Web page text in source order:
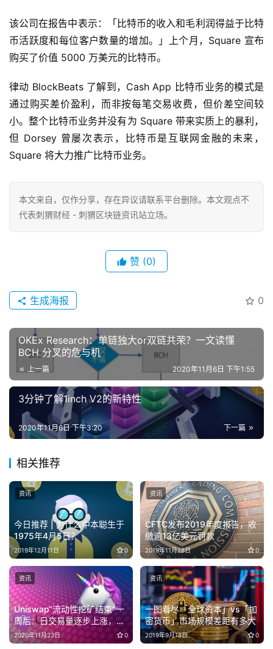
该公司在报告中表示：「比特币的收入和毛利润得益于比特
币活跃度和每位客户数量的增加。」上个月，Square 宣布
购买了价值 5000 万美元的比特币。
律动 BlockBeats 了解到，Cash App 比特币业务的模式是
通过购买差价盈利，而非按每笔交易收费，但价差空间较
小。整个比特币业务并没有为 Square 带来实质上的暴利，
但 Dorsey 曾屡次表示，比特币是互联网金融的未来，
Square 将大力推广比特币业务。
本文来自 ，仅作分享，存在异议请联系平台删除。本文观点不
代表刺猬财经 - 刺猬区块链资讯站立场。
赞 (0)
0
生成海报
OKEx Research：单链独大or双链共荣？一文读懂
BCH 分叉的危与机
上一篇 2020年11月6日 下午1:55
3分钟了解1inch V2的新特性
下一篇
2020年11月6日 下午3:20
相关推荐
今日推荐 | 为什么中本聪生于
1975年4月5日？
2019年12月11日 0
资讯
CFTC发布2019年度报告，收
缴逾13亿美元罚款
2019年11月28日 0
资讯
Uniswap“流动性挖矿结束”一
周后：日交易量逐步上涨，目
前已重回“停耕”前水平
2020年11月23日 0
资讯
一图看尽「全球资本」vs「加
密货币」市场规模差距有多大
2019年9月18日 0
资讯